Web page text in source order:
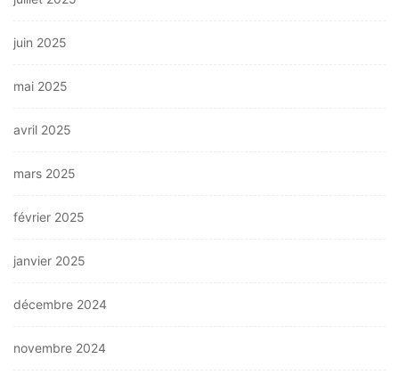
juin 2025
mai 2025
avril 2025
mars 2025
février 2025
janvier 2025
décembre 2024
novembre 2024